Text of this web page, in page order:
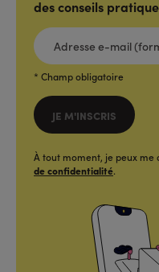
des conseils
ADRESSE
E-
MAIL
(FORMAT:
NOM@DOMAINE.COM)*
* Champ obligatoire
JE M'INSCRIS
À tout moment, je peux me
de confidentialité.